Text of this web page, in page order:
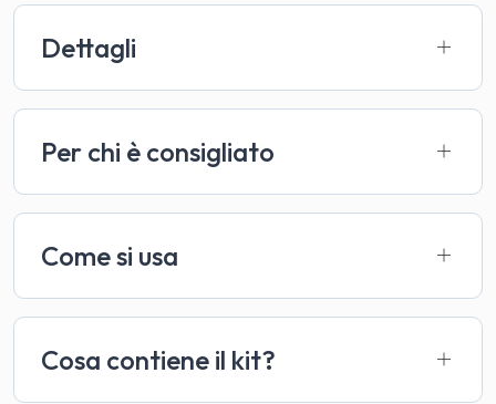
Dettagli
Per chi è consigliato
Come si usa
Cosa contiene il kit?